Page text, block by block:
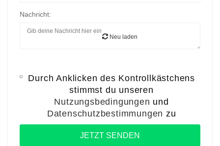
Nachricht:
Neu laden
Durch Anklicken des Kontrollkästchens
stimmst du unseren
Nutzungsbedingungen und
Datenschutzbestimmungen zu